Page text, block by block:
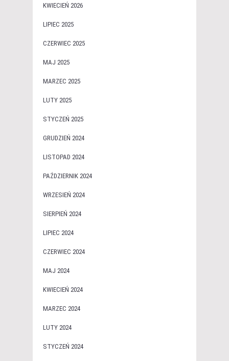
KWIECIEŃ 2026
LIPIEC 2025
CZERWIEC 2025
MAJ 2025
MARZEC 2025
LUTY 2025
STYCZEŃ 2025
GRUDZIEŃ 2024
LISTOPAD 2024
PAŹDZIERNIK 2024
WRZESIEŃ 2024
SIERPIEŃ 2024
LIPIEC 2024
CZERWIEC 2024
MAJ 2024
KWIECIEŃ 2024
MARZEC 2024
LUTY 2024
STYCZEŃ 2024